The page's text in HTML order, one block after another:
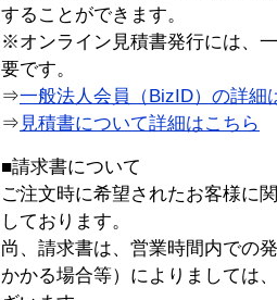
することができます。
※オンライン見積書発行には、
要です。
⇒一般法人会員（BizID）の詳細
⇒ 見積書について詳細はこちら
■請求書について
ご注文時に希望されたお客様に
しております。
尚、請求書は、営業時間内での
かかる場合等）によりましては